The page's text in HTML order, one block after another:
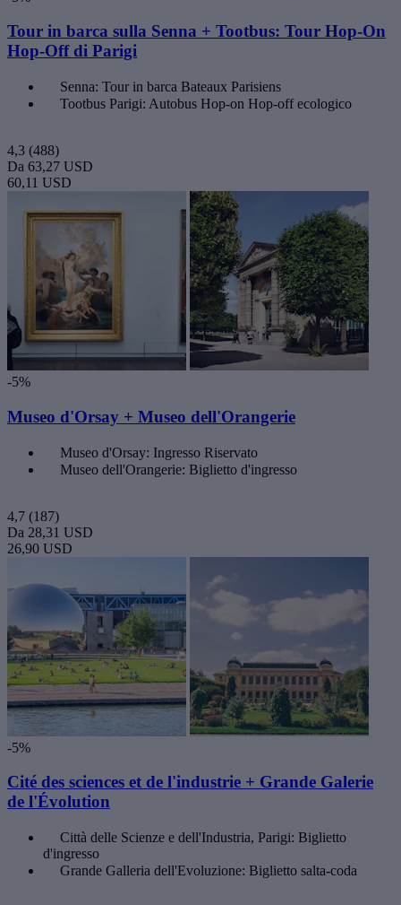
Tour in barca sulla Senna + Tootbus: Tour Hop-On
Hop-Off di Parigi
Senna: Tour in barca Bateaux Parisiens
Tootbus Parigi: Autobus Hop-on Hop-off ecologico
4,3 (488)
Da 63,27 USD
60,11 USD
-5%
Museo d'Orsay + Museo dell'Orangerie
Museo d'Orsay: Ingresso Riservato
Museo dell'Orangerie: Biglietto d'ingresso
4,7 (187)
Da 28,31 USD
26,90 USD
-5%
Cité des sciences et de l'industrie + Grande Galerie
de l'Évolution
Città delle Scienze e dell'Industria, Parigi: Biglietto
d'ingresso
Grande Galleria dell'Evoluzione: Biglietto salta-coda